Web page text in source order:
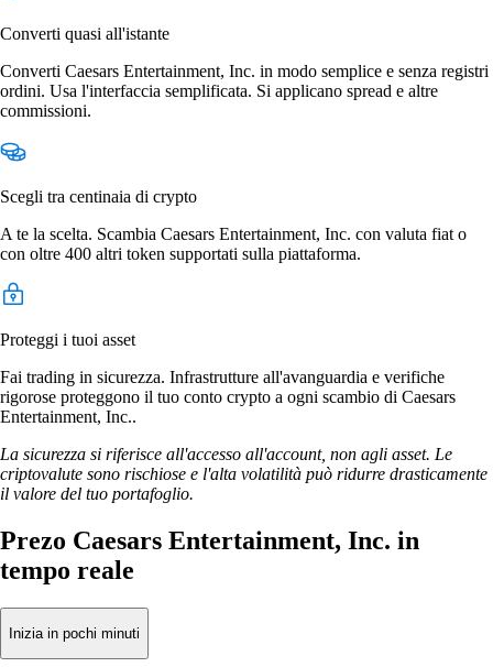
Converti quasi all'istante
Converti Caesars Entertainment, Inc. in modo semplice e senza registri
ordini. Usa l'interfaccia semplificata. Si applicano spread e altre
commissioni.
Scegli tra centinaia di crypto
A te la scelta. Scambia Caesars Entertainment, Inc. con valuta fiat o
con oltre 400 altri token supportati sulla piattaforma.
Proteggi i tuoi asset
Fai trading in sicurezza. Infrastrutture all'avanguardia e verifiche
rigorose proteggono il tuo conto crypto a ogni scambio di Caesars
Entertainment, Inc..
La sicurezza si riferisce all'accesso all'account, non agli asset. Le
criptovalute sono rischiose e l'alta volatilità può ridurre drasticamente
il valore del tuo portafoglio.
Prezo Caesars Entertainment, Inc. in
tempo reale
Inizia in pochi minuti